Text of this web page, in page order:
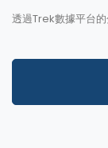
透過Trek數據平台